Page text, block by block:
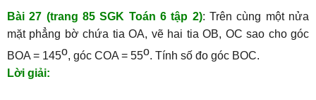
Bài 27 (trang 85 SGK Toán 6 tập 2): Trên cùng một nửa
mặt phẳng bờ chứa tia OA, vẽ hai tia OB, OC sao cho góc
BOA = 145o, góc COA = 55o. Tính số đo góc BOC.
Lời giải: